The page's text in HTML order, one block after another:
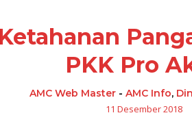
PKK Pro
AMC Web Master -AMC Info,
11 Desember 2018